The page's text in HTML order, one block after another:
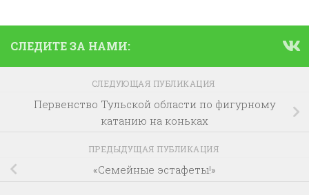
СЛЕДИТЕ ЗА НАМИ:
СЛЕДУЮЩАЯ ПУБЛИКАЦИЯ
Первенство Тульской области по фигурному
катанию на коньках
ПРЕДЫДУЩАЯ ПУБЛИКАЦИЯ
«Семейные эстафеты!»